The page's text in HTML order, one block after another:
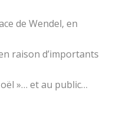
de Wendel, en
raison d’importants
»… et au public…